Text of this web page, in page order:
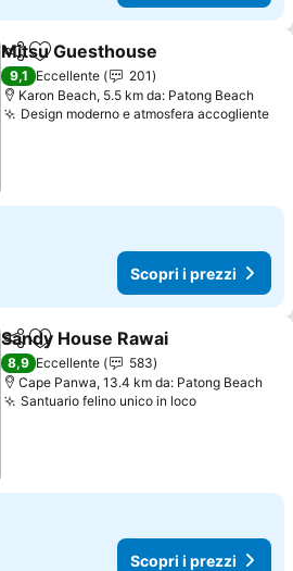
CondividiAggiungi ai preferiti
Mitsu Guesthouse
9,1 Eccellente
201
Karon Beach, 5.5 km da: Patong Beach
Design moderno e atmosfera accogliente
Scopri i prezzi
CondividiAggiungi ai preferiti
Sandy House Rawai
8,9 Eccellente
583
Cape Panwa, 13.4 km da: Patong Beach
Santuario felino unico in locoScopri i
Scopri i prezzi